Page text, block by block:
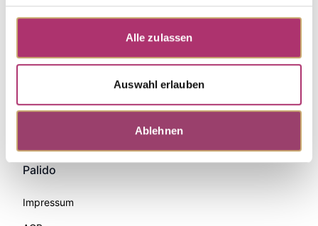
Alle zulassen
Auswahl erlauben
Ablehnen
Palido
Impressum